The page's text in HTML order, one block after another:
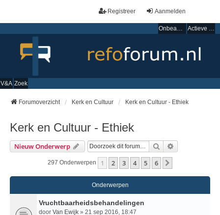
Aanmelden
Registreer
Onbeantwoorde onderwerpen Actieve onderwerpen
V&A Zoek
Forumoverzicht Kerk en Cultuur Kerk en Cultuur - Ethiek
Kerk en Cultuur - Ethiek
Nieuw Onderwerp Zoek
297 Onderwerpen 1 2 3 4 5 6
Onderwerpen
Vruchtbaarheidsbehandelingen
door Van Ewijk » 21 sep 2016, 18:47